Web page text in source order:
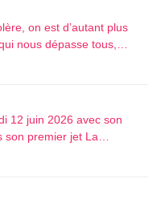
on est d’autant plus
nous dépasse tous,…
12 juin 2026 avec son
son premier jet La…